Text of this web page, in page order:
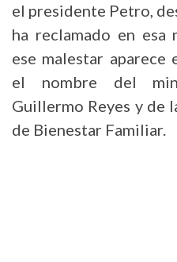
el presidente Petro,
ha reclamado en esa
ese malestar aparece
el nombre del
Guillermo Reyes y
de Bienestar Familiar.